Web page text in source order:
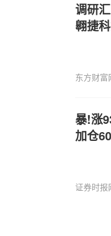
调研
翱捷科
东方财富
暴!涨
加仓
证券时报